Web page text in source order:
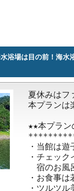
浴場は目の前！海水
夏休みはフ
本プランは
★★本プラ
・当館は
・チェッ
宿のお風
・お食事
・ツルツ